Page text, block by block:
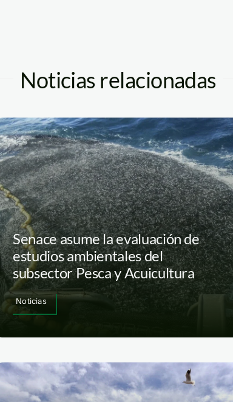
Noticias relacionadas
Senace asume la evaluación de
estudios ambientales del
subsector Pesca y Acuicultura
Noticias